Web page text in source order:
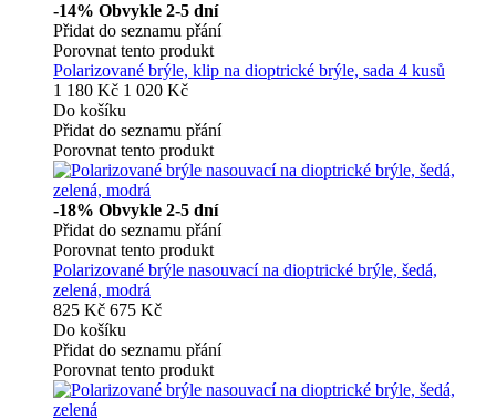
-14% Obvykle 2-5 dní
Přidat do seznamu přání
Porovnat tento produkt
Polarizované brýle, klip na dioptrické brýle, sada 4 kusů
1 180 Kč 1 020 Kč
Do košíku
Přidat do seznamu přání
Porovnat tento produkt
-18% Obvykle 2-5 dní
Přidat do seznamu přání
Porovnat tento produkt
Polarizované brýle nasouvací na dioptrické brýle, šedá,
zelená, modrá
825 Kč 675 Kč
Do košíku
Přidat do seznamu přání
Porovnat tento produkt